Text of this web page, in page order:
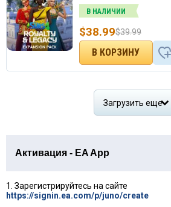
В НАЛИЧИИ
$39.99
$38.99
Загрузить еще
Активация - EA App
1. Зарегистрируйтесь на сайте
https://signin.ea.com/p/juno/create